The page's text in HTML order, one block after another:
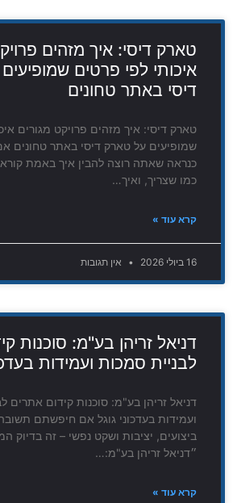
טארק דיסי: איך מזהים
איכותי לפי פרטים
דיסי באתר טחונים
טארק דיסי: איך מזהים פרויקט מגורים
שמופיעים על טארק דיסי באתר טחונים
כנראה שאתה רוצה להבין איך באמת
כמו שצריך, ואיך…
קרא עוד »
16 ביולי 2026 אין תגובות
דניאל זריהן בע"מ: סוכנות
לבניית סמכות ועמידות
דניאל זריהן בע"מ: סוכנות קידום אתרים
ועמידות בעדכוני גוגל אם חיפשתם
ביצועים, יציבות ושקט נפשי – זה בדיוק
״דניאל זריהן בע"מ:…
קרא עוד »